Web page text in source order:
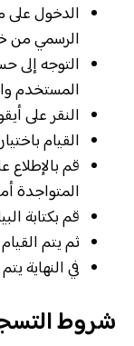
الدخول على
الرسمي من
التوجه إلى
المستخدم
النقر على
القيام
قم
المتواجدة
قم بكتابة
ثم يتم
في النهاية
شروط